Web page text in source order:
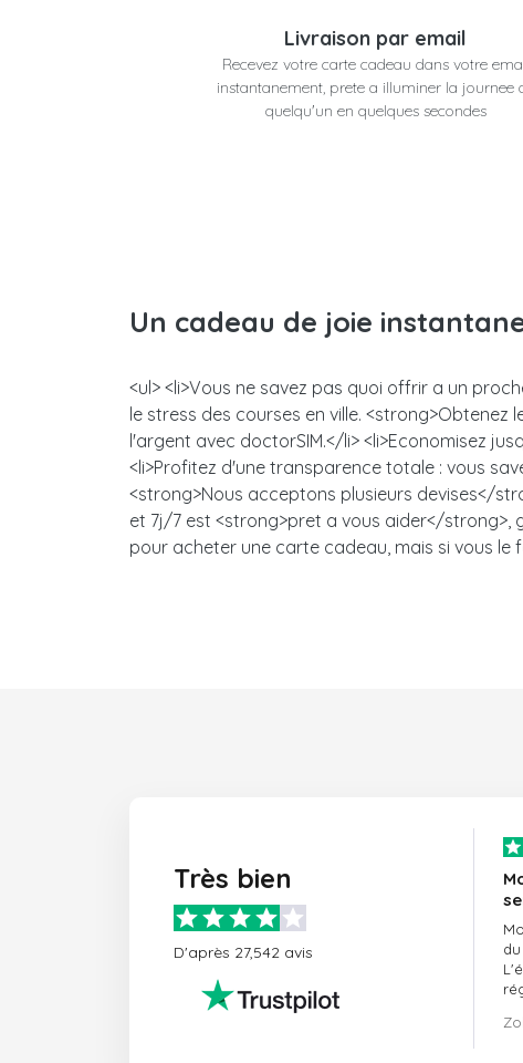
Livraison par email
Recevez votre carte cadeau dans votre
instantanement, prete a illuminer la journee
quelqu'un en quelques secondes
Un cadeau de joie
<ul> <li>Vous ne savez pas quoi offrir a un
le stress des courses en ville.
l'argent avec doctorSIM.</li> <li>Economisez
<li>Profitez d'une transparence totale : vous
<strong>Nous acceptons plusieurs devises</
et 7j/7 est <strong>pret a vous aider</strong>,
pour acheter une carte cadeau, mais si vous
Très bien
D'après 27,542 avis